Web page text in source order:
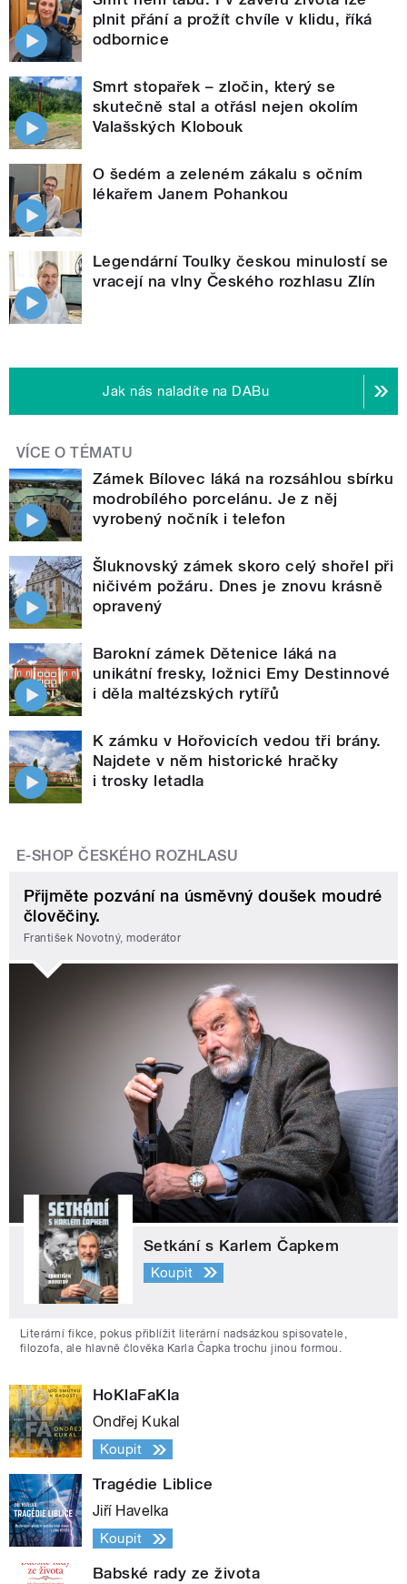
plnit přání a prožít chvíle v klidu, říká
odbornice
Smrt stopařek – zločin, který se
skutečně stal a otřásl nejen okolím
Valašských Klobouk
O šedém a zeleném zákalu s očním
lékařem Janem Pohankou
Legendární Toulky českou minulostí se
vracejí na vlny Českého rozhlasu Zlín
Jak nás naladíte na DABu
VÍCE O TÉMATU
Zámek Bílovec láká na rozsáhlou sbírku
modrobílého porcelánu. Je z něj
vyrobený nočník i telefon
Šluknovský zámek skoro celý shořel při
ničivém požáru. Dnes je znovu krásně
opravený
Barokní zámek Dětenice láká na
unikátní fresky, ložnici Emy Destinnové
i děla maltézských rytířů
K zámku v Hořovicích vedou tři brány.
Najdete v něm historické hračky
i trosky letadla
E-SHOP ČESKÉHO ROZHLASU
Přijměte pozvání na úsměvný doušek moudré
člověčiny.
František Novotný, moderátor
Setkání s Karlem Čapkem
Koupit
Literární fikce, pokus přiblížit literární nadsázkou spisovatele,
filozofa, ale hlavně člověka Karla Čapka trochu jinou formou.
HoKlaFaKla
Ondřej Kukal
Koupit
Tragédie Liblice
Jiří Havelka
Koupit
Babské rady ze života